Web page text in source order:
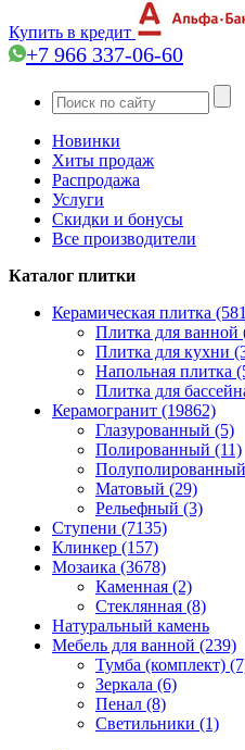
Купить в кредит
+7 966 337-06-60
Новинки
Хиты продаж
Распродажа
Услуги
Скидки и бонусы
Все производители
Каталог плитки
Керамическая плитка
Плитка для ванной
Плитка для кухни
Напольная плитка
Плитка для
Керамогранит (19862)
Глазурованный (5)
Полированный (11)
Матовый (29)
Рельефный (3)
Ступени (7135)
Клинкер (157)
Мозаика (3678)
Каменная (2)
Стеклянная (8)
Натуральный камень
Мебель для ванной (239)
Тумба (комплект)
Зеркала (6)
Пенал (8)
Светильники (1)